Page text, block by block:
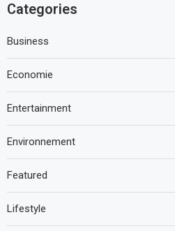
Categories
Business
Economie
Entertainment
Environnement
Featured
Lifestyle